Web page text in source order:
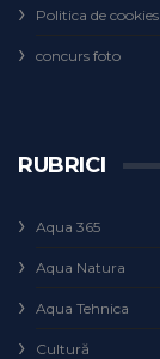
Politica de cookies
concurs foto
RUBRICI
Aqua 365
Aqua Natura
Aqua Tehnica
Cultură